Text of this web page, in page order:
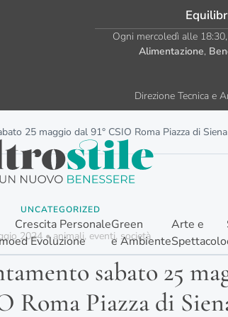
Ogni mercoledì alle
Alimentazione,
Direzione Tecnica e
Crescita Personale
ed Evoluzione
Green
e Ambiente
Arte e
Spettacolo
25 maggio dal 91° CSIO Roma Piazza di Siena
UNCATEGORIZED
2024• animali, eventi, società
sabato 25
Roma Piazza di